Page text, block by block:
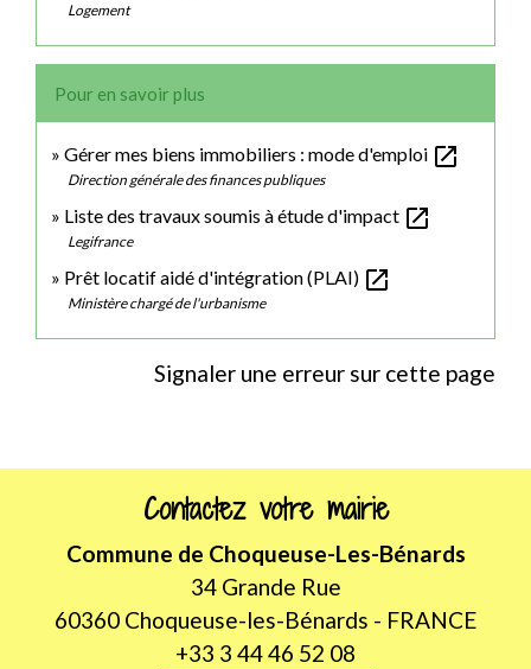
Logement
Pour en savoir plus
Gérer mes biens immobiliers : mode d'emploi open_in_new
Direction générale des finances publiques
Liste des travaux soumis à étude d'impact open_in_new
Legifrance
Prêt locatif aidé d'intégration (PLAI) open_in_new
Ministère chargé de l'urbanisme
Signaler une erreur sur cette page
Contactez votre mairie
Commune de Choqueuse-Les-Bénards
34 Grande Rue
60360 Choqueuse-les-Bénards - FRANCE
+33 3 44 46 52 08